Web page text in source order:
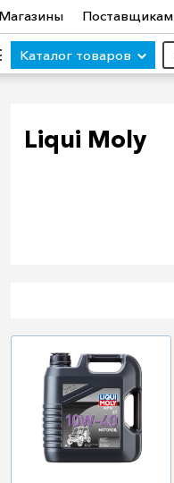
Магазины Поставщикам
Каталог товаров
Liqui Moly